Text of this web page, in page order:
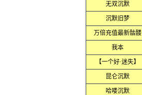
无双沉默
沉默旧梦
万倍充值最新骷髅
我本
【一个好·迷失】
昆仑沉默
哈喽沉默